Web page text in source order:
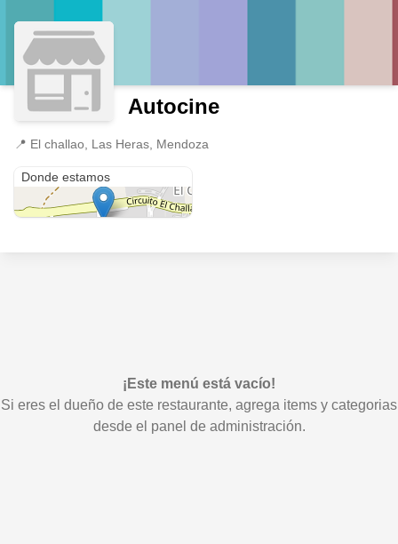
Autocine
📍 El challao, Las Heras, Mendoza
Donde estamos
¡Este menú está vacío!
Si eres el dueño de este restaurante, agrega items y categorias
desde el panel de administración.